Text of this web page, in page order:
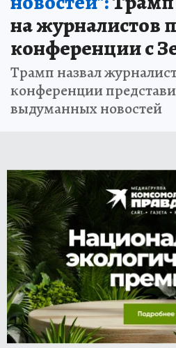
на журналистов
конференции с
Трамп назвал
конференции
выдуманных новостей